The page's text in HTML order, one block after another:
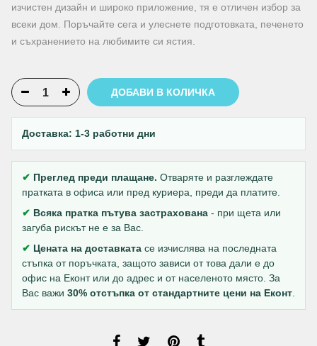
изчистен дизайн и широко приложение, тя е отличен избор за
всеки дом. Поръчайте сега и улеснете подготовката, печенето
и съхранението на любимите си ястия.
ДОБАВИ В КОЛИЧКА
Доставка: 1-3 работни дни
✔ Преглед преди плащане. Отваряте и разглеждате
пратката в офиса или пред куриера, преди да платите.
✔ Всяка пратка пътува застрахована - при щета или
загуба рискът не е за Вас.
✔ Цената на доставката се изчислява на последната
стъпка от поръчката, защото зависи от това дали е до
офис на Еконт или до адрес и от населеното място. За
Вас важи 30% отстъпка от стандартните цени на Еконт